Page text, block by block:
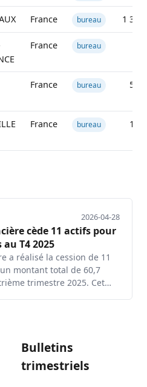
France bureau 1 305
France bureau
France bureau 545
France bureau 172
2026-04-28
cède 11 actifs pour
T4 2025
a réalisé la cession de 11
montant total de 60,7
trimestre 2025. Cet…
Bulletins
trimestriels